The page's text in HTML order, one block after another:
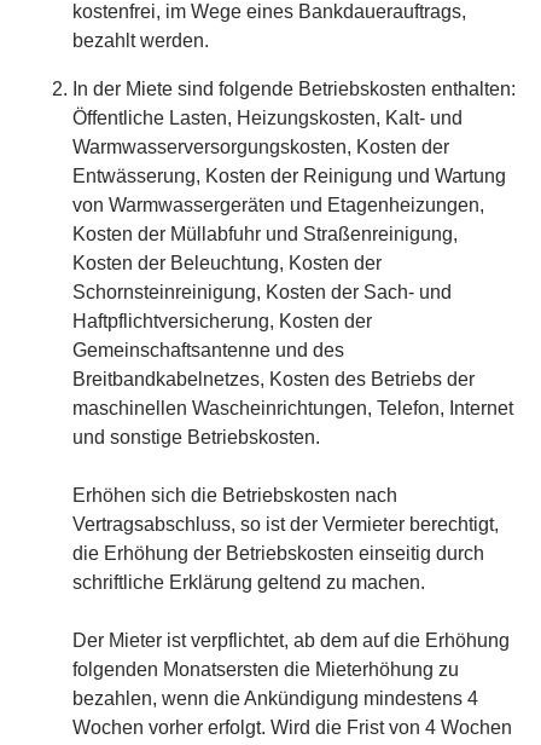
kostenfrei, im Wege eines Bankdauerauftrags,
bezahlt werden.
In der Miete sind folgende Betriebskosten enthalten:
Öffentliche Lasten, Heizungskosten, Kalt- und
Warmwasserversorgungskosten, Kosten der
Entwässerung, Kosten der Reinigung und Wartung
von Warmwassergeräten und Etagenheizungen,
Kosten der Müllabfuhr und Straßenreinigung,
Kosten der Beleuchtung, Kosten der
Schornsteinreinigung, Kosten der Sach- und
Haftpflichtversicherung, Kosten der
Gemeinschaftsantenne und des
Breitbandkabelnetzes, Kosten des Betriebs der
maschinellen Wascheinrichtungen, Telefon, Internet
und sonstige Betriebskosten.
Erhöhen sich die Betriebskosten nach
Vertragsabschluss, so ist der Vermieter berechtigt,
die Erhöhung der Betriebskosten einseitig durch
schriftliche Erklärung geltend zu machen.
Der Mieter ist verpflichtet, ab dem auf die Erhöhung
folgenden Monatsersten die Mieterhöhung zu
bezahlen, wenn die Ankündigung mindestens 4
Wochen vorher erfolgt. Wird die Frist von 4 Wochen